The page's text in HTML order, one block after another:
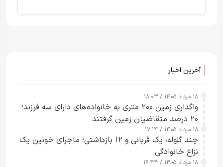
آخرین اخبار
۱۸ مرداد ۱۴۰۵ / ۱۸:۰۳
واگذاری زمین ۲۰۰ متری به خانواده‌های دارای سه فرزند؛
۲۰ درصد متقاضیان زمین گرفتند
۱۸ مرداد ۱۴۰۵ / ۱۷:۱۴
چند گلوله، یک قربانی و ۱۲ بازداشتی؛ ماجرای خونین یک
نزاع خانوادگی
۱۸ مرداد ۱۴۰۵ / ۱۶:۴۴